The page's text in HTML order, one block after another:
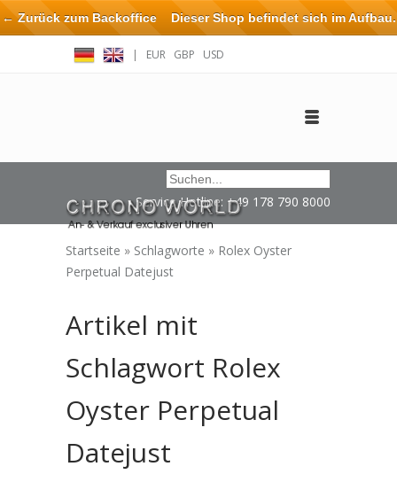
| EUR GBP USD
Service Hotline: +49 178 790 8000
Startseite » Schlagworte » Rolex Oyster
Perpetual Datejust
Artikel mit
Schlagwort Rolex
Oyster Perpetual
Datejust
← Zurück zum BackofficeDieser Shop befindet sich im Aufbau.
Eventuell können nicht alle Bestellungen eingehalten oder erfüllt